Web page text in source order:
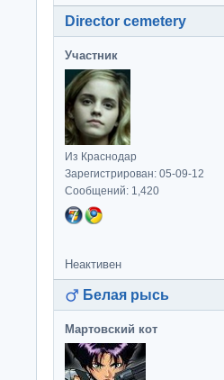
Director cemetery
Участник
Из Краснодар
Зарегистрирован: 05-09-12
Сообщений: 1,420
Неактивен
Белая рысь
Мартовский кот